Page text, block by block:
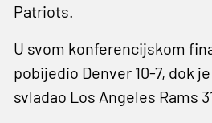
Patriots.
U svom konferencijskom
pobijedio Denver 10-7, dok
svladao Los Angeles Rams